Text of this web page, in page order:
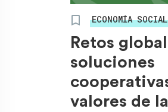
ECONOMÍA
Retos
soluciones
valores de